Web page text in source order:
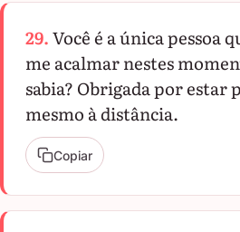
29.Você é a única pessoa
me acalmar nestes
sabia? Obrigada por estar
mesmo à distância.
Copiar